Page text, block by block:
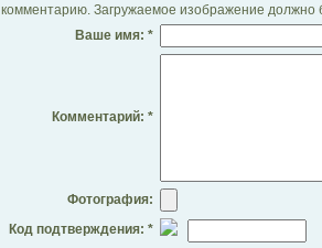
комментарию. Загружаемое изображение должно
Ваше имя: *
Комментарий: *
Фотография:
Код подтверждения: *